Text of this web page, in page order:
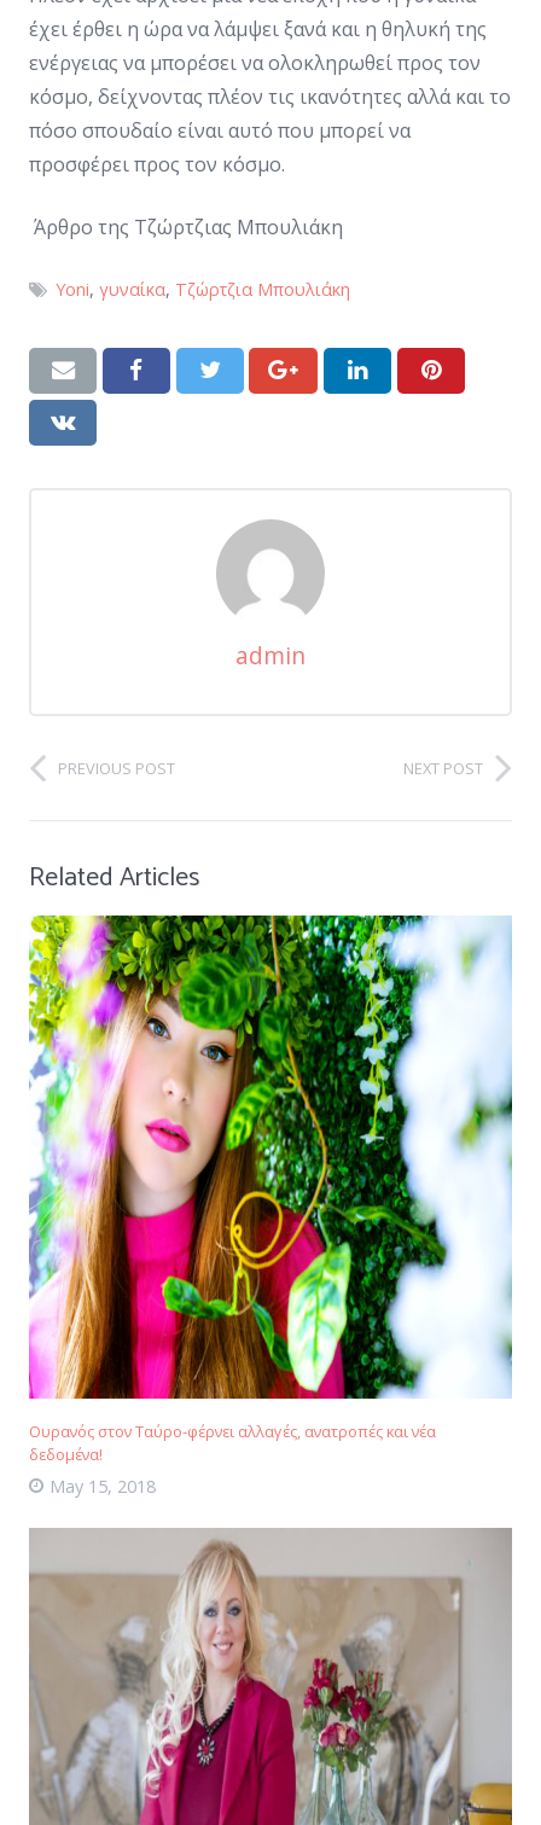
έχει έρθει η ώρα να λάμψει ξανά και η θηλυκή της
ενέργειας να μπορέσει να ολοκληρωθεί προς τον
κόσμο, δείχνοντας πλέον τις ικανότητες αλλά και το
πόσο σπουδαίο είναι αυτό που μπορεί να
προσφέρει προς τον κόσμο.
Άρθρο της Τζώρτζιας Μπουλιάκη
Yoni,γυναίκα, Τζώρτζια Μπουλιάκη
admin
PREVIOUS POST NEXT POST
Related Articles
Ουρανός στον Ταύρο-φέρνει αλλαγές, ανατροπές και νέα
δεδομένα!
May 15, 2018